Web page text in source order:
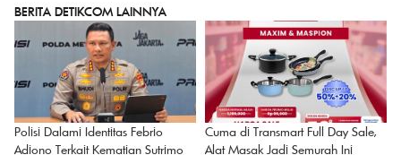
BERITA DETIKCOM LAINNYA
Polisi Dalami Identitas Febrio
Adiono Terkait Kematian Sutrimo
Cuma di Transmart Full Day Sale,
Alat Masak Jadi Semurah Ini